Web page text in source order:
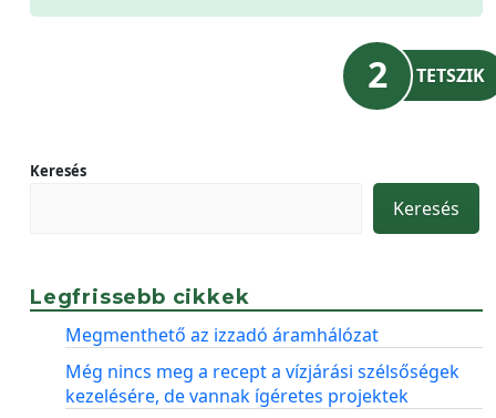
2 TETSZIK
Keresés
Keresés
Legfrissebb cikkek
Megmenthető az izzadó áramhálózat
Még nincs meg a recept a vízjárási szélsőségek
kezelésére, de vannak ígéretes projektek